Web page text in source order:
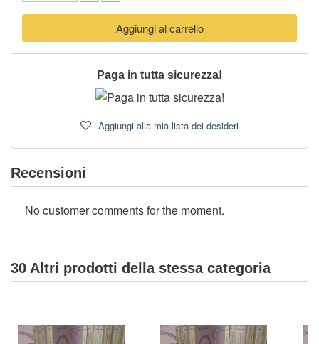
Aggiungi al carrello
Paga in tutta sicurezza!
Aggiungi alla mia lista dei desideri
Recensioni
No customer comments for the moment.
30 Altri prodotti della stessa categoria